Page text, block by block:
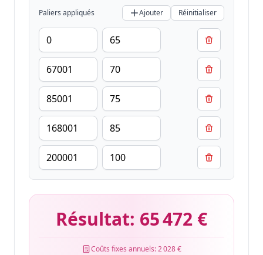
Paliers appliqués Ajouter Réinitialiser
Résultat: 65 472 €
Coûts fixes annuels:2 028 €